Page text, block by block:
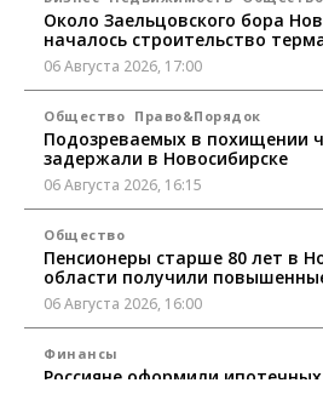
Около Заельцовского бора
началось строительство
06 Августа 2026, 17:00
Общество Право&Порядок
Подозреваемых в похищении
задержали в Новосибирске
06 Августа 2026, 16:15
Общество
Пенсионеры старше 80 лет в
области получили
06 Августа 2026, 16:00
Финансы
Россияне оформили